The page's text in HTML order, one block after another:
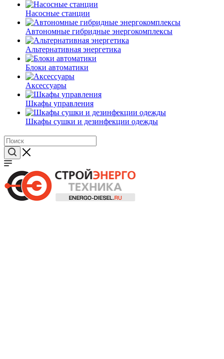
Насосные станции
Автономные гибридные энергокомплексы
Альтернативная энергетика
Блоки автоматики
Аксессуары
Шкафы управления
Шкафы сушки и дезинфекции одежды